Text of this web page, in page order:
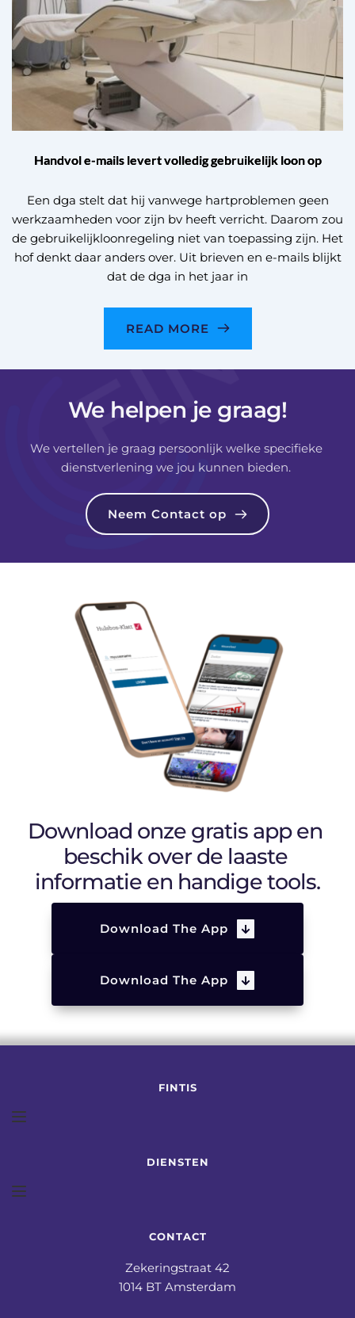
Handvol e-mails levert volledig gebruikelijk loon op
Een dga stelt dat hij vanwege hartproblemen geen
werkzaamheden voor zijn bv heeft verricht. Daarom zou
de gebruikelijkloonregeling niet van toepassing zijn. Het
hof denkt daar anders over. Uit brieven en e-mails blijkt
dat de dga in het jaar in
READ MORE
We helpen je graag!
We vertellen je graag persoonlijk welke specifieke
dienstverlening we jou kunnen bieden.
Neem Contact op
Download onze gratis app en
beschik over de laaste
informatie en handige tools.
Download The App
Download The App
FINTIS
DIENSTEN
CONTACT
Zekeringstraat 42
1014 BT Amsterdam